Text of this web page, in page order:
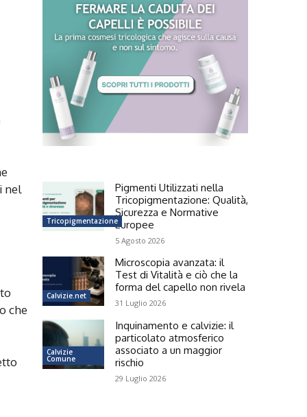
nel
che
Tricopigmentazione
Pigmenti Utilizzati nella
Tricopigmentazione: Qualità,
Sicurezza e Normative
Europee
5 Agosto 2026
Calvizie.net
Microscopia avanzata: il
Test di Vitalità e ciò che la
forma del capello non rivela
31 Luglio 2026
Calvizie
Comune
Inquinamento e calvizie: il
particolato atmosferico
associato a un maggior
rischio
29 Luglio 2026